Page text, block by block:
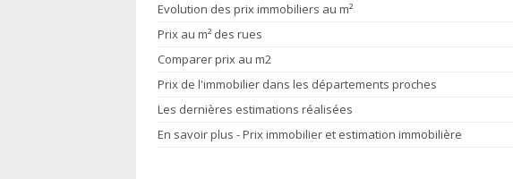
Evolution des prix immobiliers au m²
Prix au m² des rues
Comparer prix au m2
Prix de l'immobilier dans les départements proches
Les dernières estimations réalisées
En savoir plus - Prix immobilier et estimation immobilière